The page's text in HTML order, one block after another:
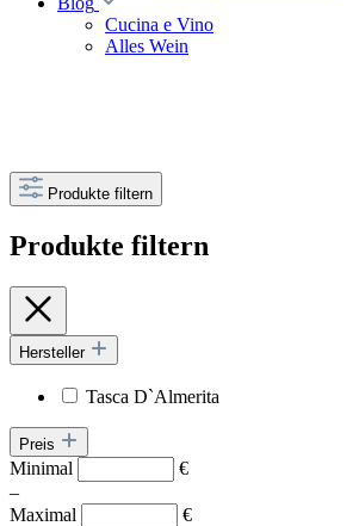
Cucina e Vino
Alles Wein
Produkte filtern
Produkte filtern
Hersteller
Tasca D`Almerita
Preis
Minimal
€
–
Maximal
€